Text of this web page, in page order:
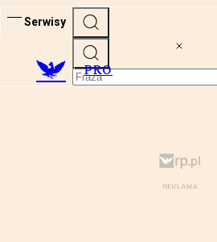
Serwisy
PRO